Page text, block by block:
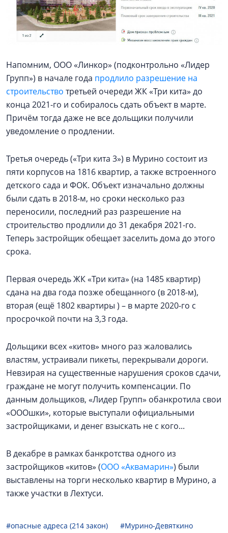
Напомним, ООО «Линкор» (подконтрольно «Лидер
Групп») в начале года продлило разрешение на
строительство третьей очереди ЖК «Три кита» до
конца 2021-го и собиралось сдать объект в марте.
Причём тогда даже не все дольщики получили
уведомление о продлении.
Третья очередь («Три кита 3») в Мурино состоит из
пяти корпусов на 1816 квартир, а также встроенного
детского сада и ФОК. Объект изначально должны
были сдать в 2018-м, но сроки несколько раз
переносили, последний раз разрешение на
строительство продлили до 31 декабря 2021-го.
Теперь застройщик обещает заселить дома до этого
срока.
Первая очередь ЖК «Три кита» (на 1485 квартир)
сдана на два года позже обещанного (в 2018-м),
вторая (ещё 1802 квартиры ) – в марте 2020-го с
просрочкой почти на 3,3 года.
Дольщики всех «китов» много раз жаловались
властям, устраивали пикеты, перекрывали дороги.
Невзирая на существенные нарушения сроков сдачи,
граждане не могут получить компенсации. По
данным дольщиков, «Лидер Групп» обанкротила свои
«ОООшки», которые выступали официальными
застройщиками, и денег взыскать не с кого...
В декабре в рамках банкротства одного из
застройщиков «китов» (ООО «Аквамарин») были
выставлены на торги несколько квартир в Мурино, а
также участки в Лехтуси.
#опасные адреса (214 закон)
#Мурино-Девяткино